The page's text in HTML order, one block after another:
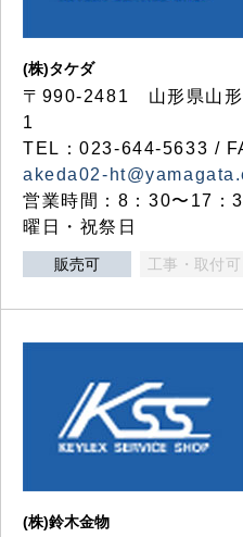
(株)タケダ
〒990-2481 山形県山形
1
TEL：023-644-5633 /
akeda02-
営業時間：8：30〜17：
曜日・祝祭日
販売可 工事・取付可
(株)鈴木金物